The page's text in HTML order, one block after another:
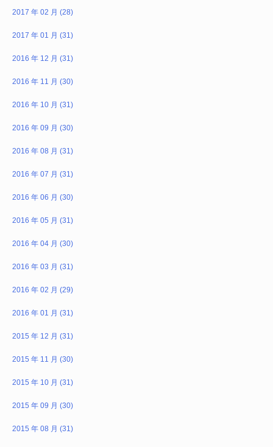
2017 年 02 月 (28)
2017 年 01 月 (31)
2016 年 12 月 (31)
2016 年 11 月 (30)
2016 年 10 月 (31)
2016 年 09 月 (30)
2016 年 08 月 (31)
2016 年 07 月 (31)
2016 年 06 月 (30)
2016 年 05 月 (31)
2016 年 04 月 (30)
2016 年 03 月 (31)
2016 年 02 月 (29)
2016 年 01 月 (31)
2015 年 12 月 (31)
2015 年 11 月 (30)
2015 年 10 月 (31)
2015 年 09 月 (30)
2015 年 08 月 (31)